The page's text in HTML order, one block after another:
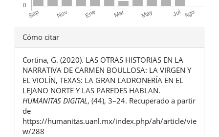
Detalles
del
artículo
Cómo citar
Cortina, G. (2020). LAS OTRAS HISTORIAS EN LA
NARRATIVA DE CARMEN BOULLOSA: LA VIRGEN Y
EL VIOLÍN, TEXAS: LA GRAN LADRONERÍA EN EL
LEJANO NORTE Y LAS PAREDES HABLAN.
HUMANITAS DIGITAL, (44), 3–24. Recuperado a partir
de
https://humanitas.uanl.mx/index.php/ah/article/vie
w/288